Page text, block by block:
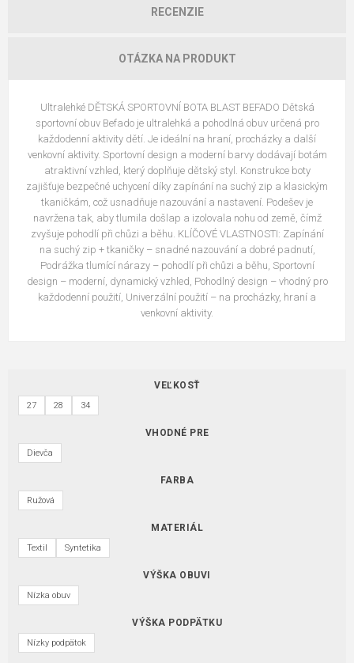
RECENZIE
OTÁZKA NA PRODUKT
Ultralehké DĚTSKÁ SPORTOVNÍ BOTA BLAST BEFADO Dětská
sportovní obuv Befado je ultralehká a pohodlná obuv určená pro
každodenní aktivity dětí. Je ideální na hraní, procházky a další
venkovní aktivity. Sportovní design a moderní barvy dodávají botám
atraktivní vzhled, který doplňuje dětský styl. Konstrukce boty
zajišťuje bezpečné uchycení díky zapínání na suchý zip a klasickým
tkaničkám, což usnadňuje nazouvání a nastavení. Podešev je
navržena tak, aby tlumila došlap a izolovala nohu od země, čímž
zvyšuje pohodlí při chůzi a běhu. KLÍČOVÉ VLASTNOSTI: Zapínání
na suchý zip + tkaničky – snadné nazouvání a dobré padnutí,
Podrážka tlumící nárazy – pohodlí při chůzi a běhu, Sportovní
design – moderní, dynamický vzhled, Pohodlný design – vhodný pro
každodenní použití, Univerzální použití – na procházky, hraní a
venkovní aktivity.
VEĽKOSŤ
27 28 34
VHODNÉ PRE
Dievča
FARBA
Ružová
MATERIÁL
Textil Syntetika
VÝŠKA OBUVI
Nízka obuv
VÝŠKA PODPÄTKU
Nízky podpätok